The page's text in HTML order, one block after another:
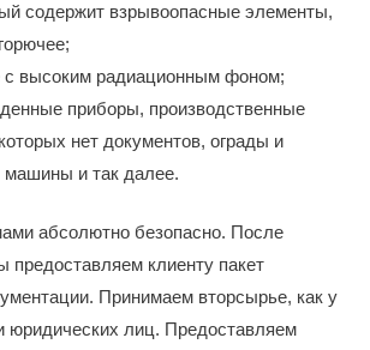
содержит взрывоопасные элементы,
с высоким радиационным фоном;
приборы, производственные
нет документов, ограды и
машины и так далее.
абсолютно безопасно. После
предоставляем клиенту пакет
Принимаем вторсырье, как у
юридических лиц. Предоставляем